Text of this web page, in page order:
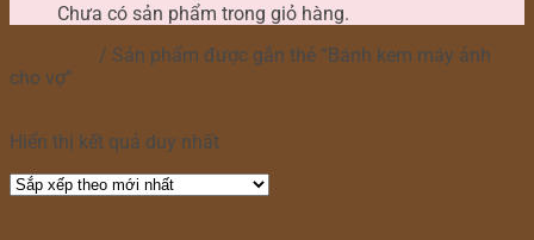
Chưa có sản phẩm trong giỏ hàng.
/ Sản phẩm được gắn thẻ “Bánh kem máy ảnh
cho vợ”
Hiển thị kết quả duy nhất